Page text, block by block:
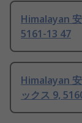
Himalayan
5161-13 47
Himalayan
ックス 9,